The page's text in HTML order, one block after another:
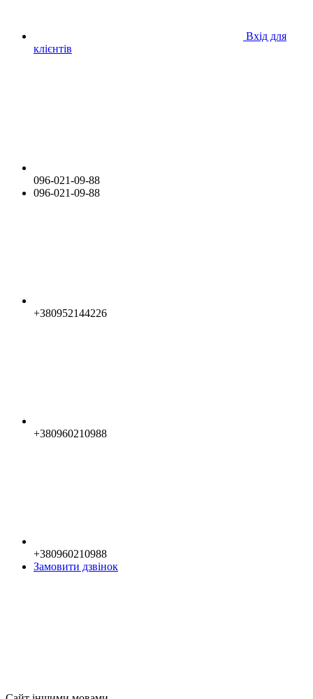
Вхід для
клієнтів
096-021-09-88
096-021-09-88
+380952144226
+380960210988
+380960210988
Замовити дзвінок